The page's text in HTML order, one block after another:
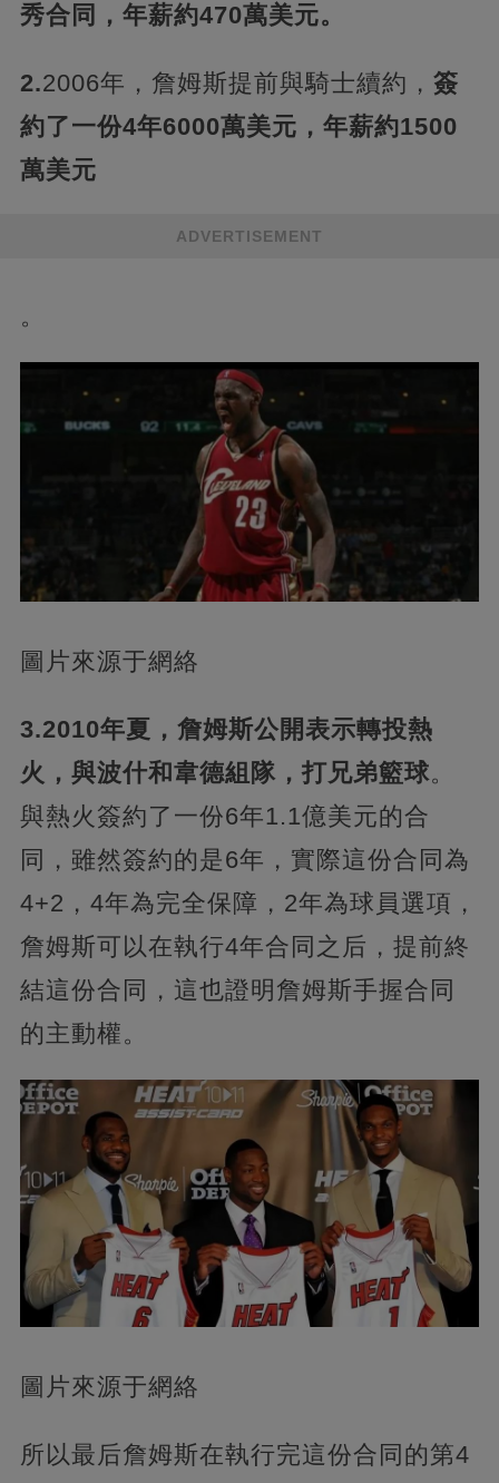
秀合同，年薪約470萬美元。
2.2006年，詹姆斯提前與騎士續約， 簽
約了一份4年6000萬美元，年薪約1500
萬美元
ADVERTISEMENT
。
圖片來源于網絡
3.2010年夏，詹姆斯公開表示轉投熱
火，與波什和韋德組隊，打兄弟籃球。
與熱火簽約了一份6年1.1億美元的合
同，雖然簽約的是6年，實際這份合同為
4+2，4年為完全保障，2年為球員選項，
詹姆斯可以在執行4年合同之后，提前終
結這份合同，這也證明詹姆斯手握合同
的主動權。
圖片來源于網絡
所以最后詹姆斯在執行完這份合同的第4